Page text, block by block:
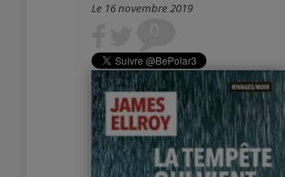
Le 16 novembre 2019